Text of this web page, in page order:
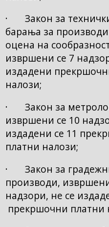
· Закон за
барања за
оцена на
извршени се 7
издадени
налози;
· Закон за
извршени се 10
издадени се 11
платни налози;
· Закон за
производи,
надзори, не се
прекршочни платни